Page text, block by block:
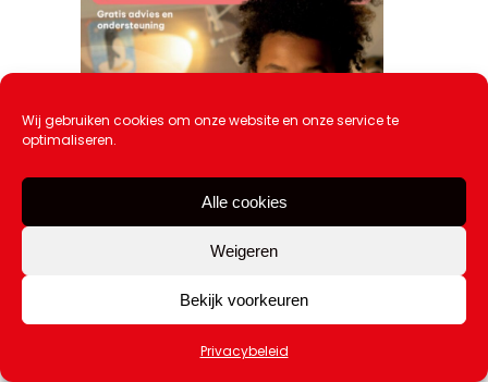
Wij gebruiken cookies om onze website en onze service te
optimaliseren.
Alle cookies
Weigeren
Bekijk voorkeuren
Privacybeleid